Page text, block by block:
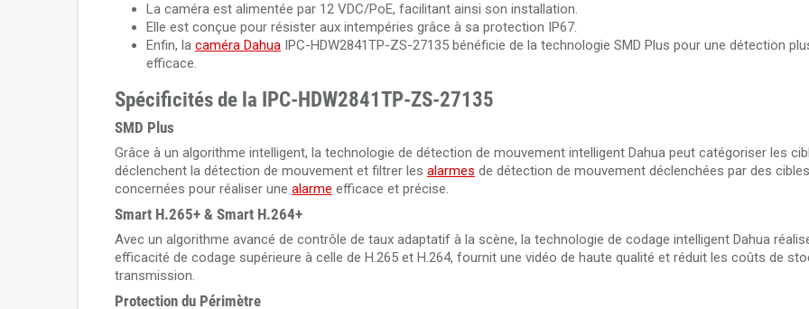
La caméra est alimentée par 12 VDC/PoE, facilitant ainsi son installation.
Elle est conçue pour résister aux intempéries grâce à sa protection IP67.
Enfin, la caméra Dahua IPC-HDW2841TP-ZS-27135 bénéficie de la technologie SMD Plus pour une détection
efficace.
Spécificités de la IPC-HDW2841TP-ZS-27135
SMD Plus
Grâce à un algorithme intelligent, la technologie de détection de mouvement intelligent Dahua peut catégoriser les
déclenchent la détection de mouvement et filtrer les alarmes de détection de mouvement déclenchées par des
concernées pour réaliser une alarme efficace et précise.
Smart H.265+ & Smart H.264+
Avec un algorithme avancé de contrôle de taux adaptatif à la scène, la technologie de codage intelligent Dahua
efficacité de codage supérieure à celle de H.265 et H.264, fournit une vidéo de haute qualité et réduit les coûts de
transmission.
Protection du Périmètre